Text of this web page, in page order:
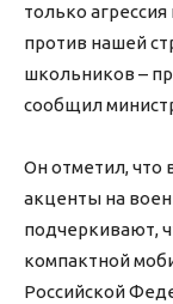
только
против нашей
школьников –
сообщил
Он отметил, что
акценты на
подчеркивают,
компактной
Российской